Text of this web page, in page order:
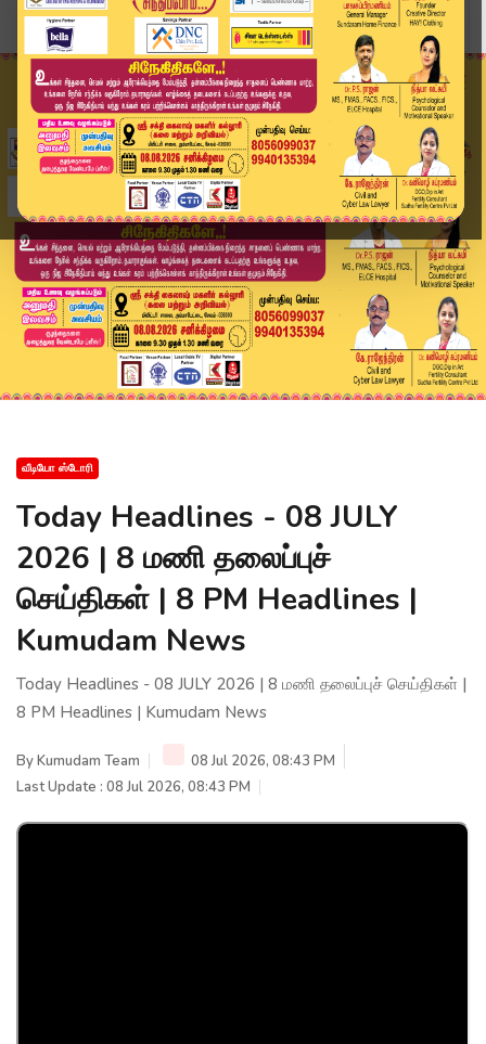
Today Headlines - 08 JULY 2026 | 8 மணி தலைப்புச...
வீடியோ ஸ்டோரி
Today Headlines - 08 JULY
2026 | 8 மணி தலைப்புச்
செய்திகள் | 8 PM Headlines |
Kumudam News
Today Headlines - 08 JULY 2026 | 8 மணி தலைப்புச் செய்திகள் |
8 PM Headlines | Kumudam News
ByKumudam Team
08 Jul 2026, 08:43 PM
Last Update : 08 Jul 2026, 08:43 PM